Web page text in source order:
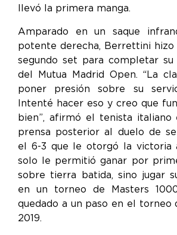
llevó la primera manga.
Amparado en un saque
potente derecha, Berrettini
segundo set para completar
del Mutua Madrid Open. “La
poner presión sobre su
Intenté hacer eso y creo que
bien”, afirmó el tenista italiano
prensa posterior al duelo de
el 6-3 que le otorgó la victoria
solo le permitió ganar por
sobre tierra batida, sino jugar
en un torneo de Masters
quedado a un paso en el torneo
2019.